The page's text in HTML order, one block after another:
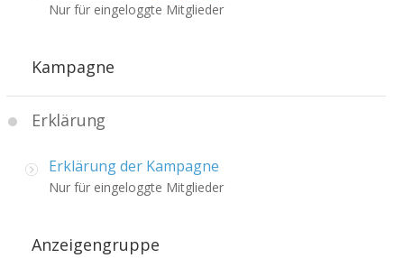
Nur für eingeloggte Mitglieder
Kampagne
Erklärung
Erklärung der Kampagne
Nur für eingeloggte Mitglieder
Anzeigengruppe